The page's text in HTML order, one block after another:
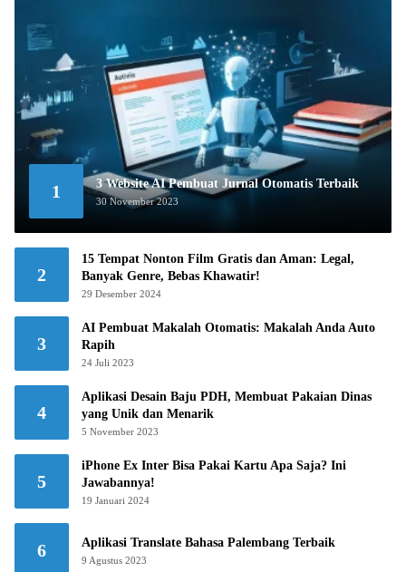
1 3 Website AI Pembuat Jurnal Otomatis Terbaik
30 November 2023
2
15 Tempat Nonton Film Gratis dan Aman: Legal,
Banyak Genre, Bebas Khawatir!
29 Desember 2024
3
AI Pembuat Makalah Otomatis: Makalah Anda Auto
Rapih
24 Juli 2023
4
Aplikasi Desain Baju PDH, Membuat Pakaian Dinas
yang Unik dan Menarik
5 November 2023
5
iPhone Ex Inter Bisa Pakai Kartu Apa Saja? Ini
Jawabannya!
19 Januari 2024
6 Aplikasi Translate Bahasa Palembang Terbaik
9 Agustus 2023